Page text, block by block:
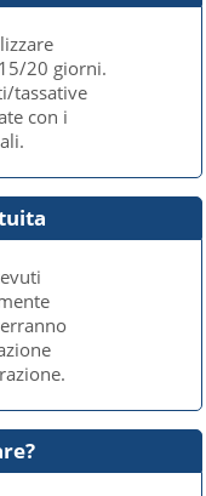
20 giorni.
tassative
con i